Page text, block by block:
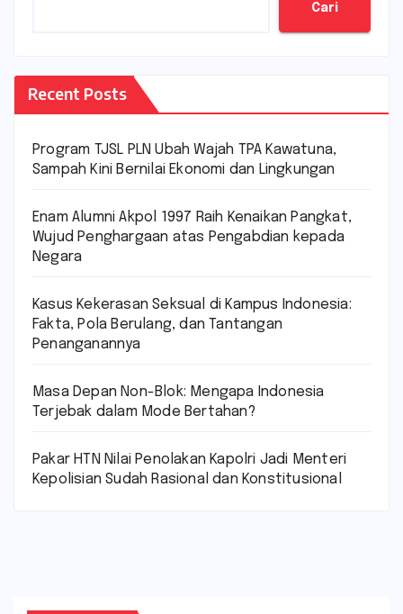
Cari
Recent Posts
Program TJSL PLN Ubah Wajah TPA Kawatuna,
Sampah Kini Bernilai Ekonomi dan Lingkungan
Enam Alumni Akpol 1997 Raih Kenaikan Pangkat,
Wujud Penghargaan atas Pengabdian kepada
Negara
Kasus Kekerasan Seksual di Kampus Indonesia:
Fakta, Pola Berulang, dan Tantangan
Penanganannya
Masa Depan Non-Blok: Mengapa Indonesia
Terjebak dalam Mode Bertahan?
Pakar HTN Nilai Penolakan Kapolri Jadi Menteri
Kepolisian Sudah Rasional dan Konstitusional